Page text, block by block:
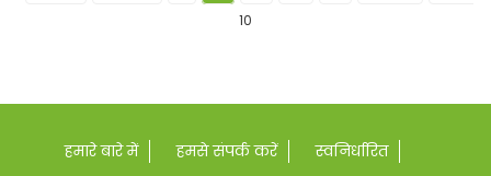
10
हमारे बारे में हमसे संपर्क करें स्वनिर्धारित